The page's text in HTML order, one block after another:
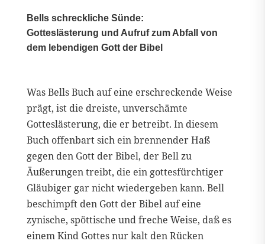
Bells schreckliche Sünde:
Gotteslästerung und Aufruf zum Abfall von
dem lebendigen Gott der Bibel
Was Bells Buch auf eine erschreckende Weise
prägt, ist die dreiste, unverschämte
Gotteslästerung, die er betreibt. In diesem
Buch offenbart sich ein brennender Haß
gegen den Gott der Bibel, der Bell zu
Äußerungen treibt, die ein gottesfürchtiger
Gläubiger gar nicht wiedergeben kann. Bell
beschimpft den Gott der Bibel auf eine
zynische, spöttische und freche Weise, daß es
einem Kind Gottes nur kalt den Rücken